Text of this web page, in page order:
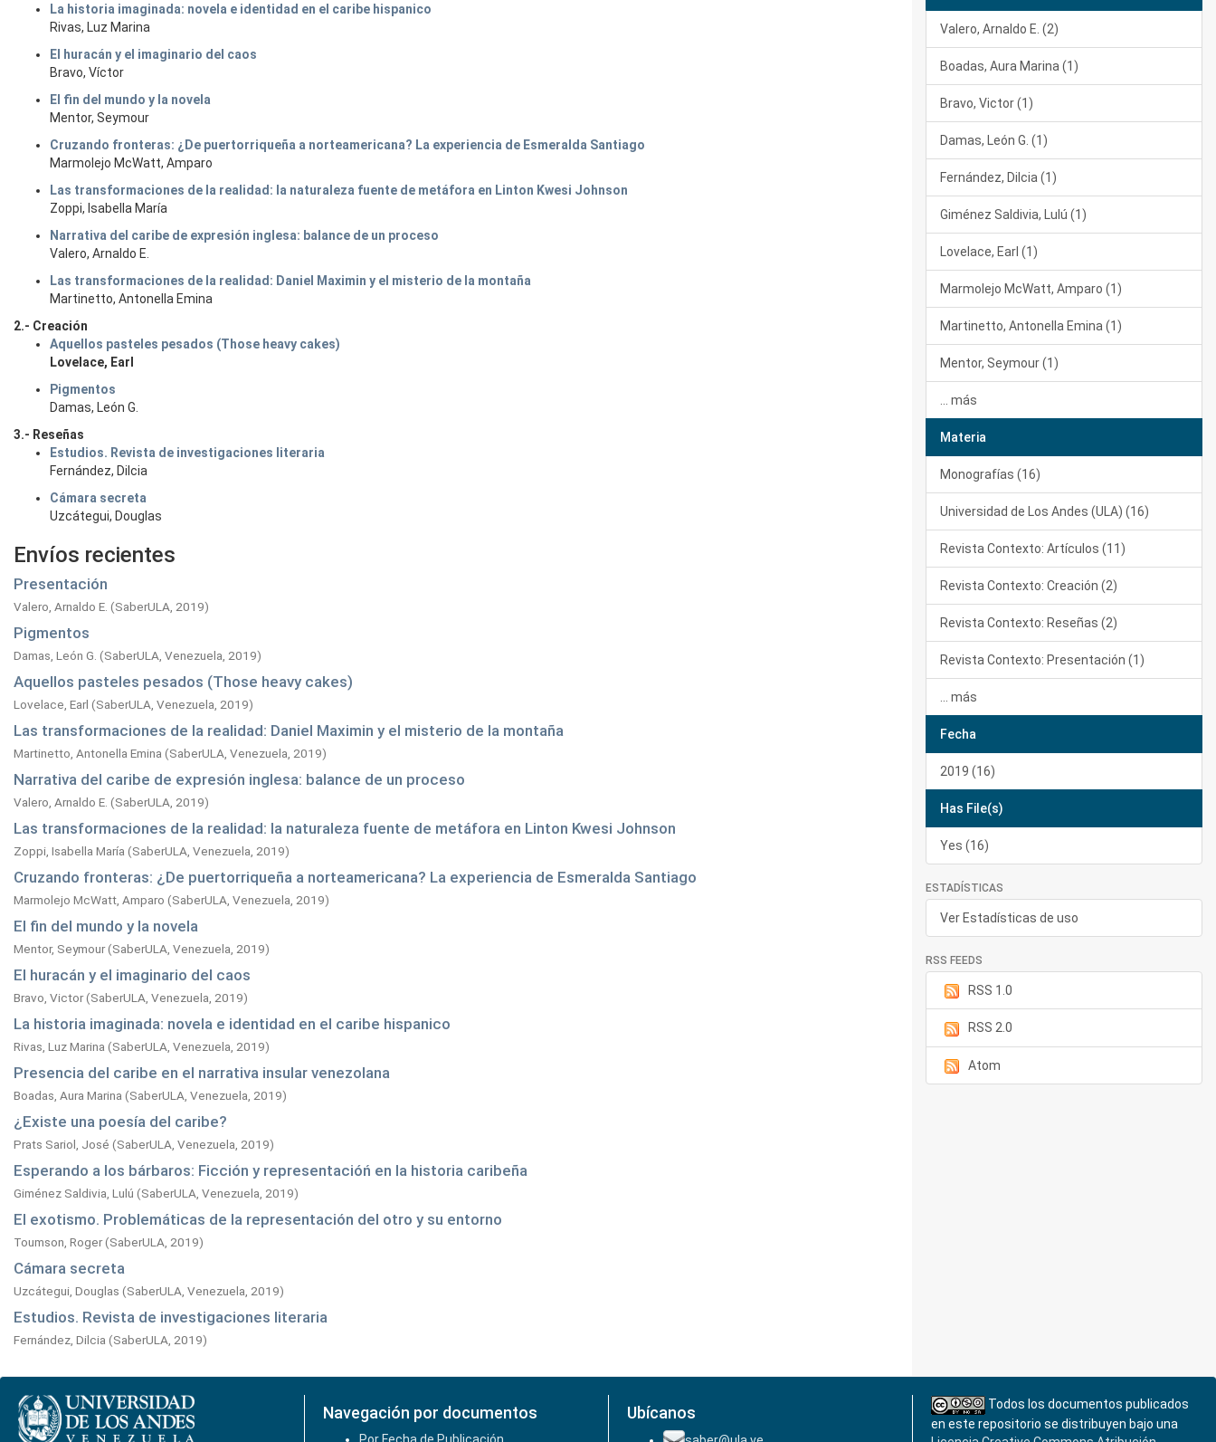
La historia imaginada: novela e identidad en el caribe hispanico
Rivas, Luz Marina
El huracán y el imaginario del caos
Bravo, Víctor
El fin del mundo y la novela
Mentor, Seymour
Cruzando fronteras: ¿De puertorriqueña a norteamericana? La experiencia de Esmeralda Santiago
Marmolejo McWatt, Amparo
Las transformaciones de la realidad: la naturaleza fuente de metáfora en Linton Kwesi Johnson
Zoppi, Isabella María
Narrativa del caribe de expresión inglesa: balance de un proceso
Valero, Arnaldo E.
Las transformaciones de la realidad: Daniel Maximin y el misterio de la montaña
Martinetto, Antonella Emina
2.- Creación
Aquellos pasteles pesados (Those heavy cakes)
Lovelace, Earl
Pigmentos
Damas, León G.
3.- Reseñas
Estudios. Revista de investigaciones literaria
Fernández, Dilcia
Cámara secreta
Uzcátegui, Douglas
Envíos recientes
Presentación
Valero, Arnaldo E. (SaberULA, 2019)
Pigmentos
Damas, León G. (SaberULA, Venezuela, 2019)
Aquellos pasteles pesados (Those heavy cakes)
Lovelace, Earl (SaberULA, Venezuela, 2019)
Las transformaciones de la realidad: Daniel Maximin y el misterio de la montaña
Martinetto, Antonella Emina (SaberULA, Venezuela, 2019)
Narrativa del caribe de expresión inglesa: balance de un proceso
Valero, Arnaldo E. (SaberULA, 2019)
Las transformaciones de la realidad: la naturaleza fuente de metáfora en Linton Kwesi Johnson
Zoppi, Isabella María (SaberULA, Venezuela, 2019)
Cruzando fronteras: ¿De puertorriqueña a norteamericana? La experiencia de Esmeralda Santiago
Marmolejo McWatt, Amparo (SaberULA, Venezuela, 2019)
El fin del mundo y la novela
Mentor, Seymour(SaberULA, Venezuela, 2019)
El huracán y el imaginario del caos
Bravo, Victor(SaberULA, Venezuela, 2019)
La historia imaginada: novela e identidad en el caribe hispanico
Rivas, Luz Marina (SaberULA, Venezuela, 2019)
Presencia del caribe en el narrativa insular venezolana
Boadas, Aura Marina (SaberULA, Venezuela, 2019)
¿Existe una poesía del caribe?
Prats Sariol, José (SaberULA, Venezuela, 2019)
Esperando a los bárbaros: Ficción y representacióń en la historia caribeña
Giménez Saldivia, Lulú (SaberULA, Venezuela, 2019)
El exotismo. Problemáticas de la representación del otro y su entorno
Toumson, Roger(SaberULA, 2019)
Cámara secreta
Uzcátegui, Douglas (SaberULA, Venezuela, 2019)
Estudios. Revista de investigaciones literaria
Fernández, Dilcia (SaberULA, 2019)
Valero, Arnaldo E. (2)
Boadas, Aura Marina (1)
Bravo, Victor (1)
Damas, León G. (1)
Fernández, Dilcia (1)
Giménez Saldivia, Lulú (1)
Lovelace, Earl (1)
Marmolejo McWatt, Amparo (1)
Martinetto, Antonella Emina (1)
Mentor, Seymour (1)
... más
Materia
Monografías (16)
Universidad de Los Andes (ULA) (16)
Revista Contexto: Artículos (11)
Revista Contexto: Creación (2)
Revista Contexto: Reseñas (2)
Revista Contexto: Presentación (1)
... más
Fecha
2019 (16)
Has File(s)
Yes (16)
ESTADÍSTICAS
Ver Estadísticas de uso
RSS FEEDS
RSS 1.0
RSS 2.0
Atom
Navegación por documentos Ubícanos
Todos los documentos publicados
en este repositorio se distribuyen bajo una